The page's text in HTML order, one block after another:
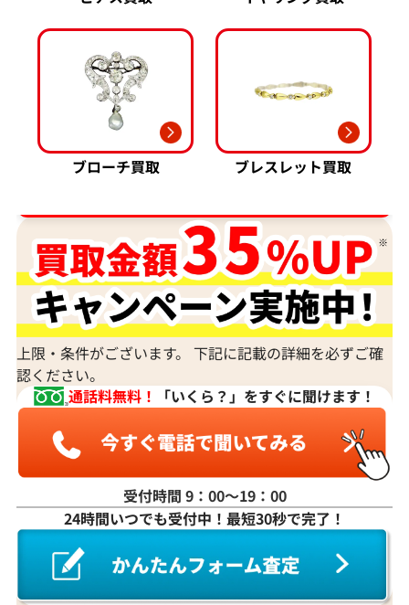
ブローチ買取
ブレスレット買取
上限・条件がございます。 下記に記載の詳細を必ずご確
認ください。
通話料無料！
「いくら？」をすぐに聞けます！
受付時間 9：00〜19：00
24時間いつでも受付中！最短30秒で完了！